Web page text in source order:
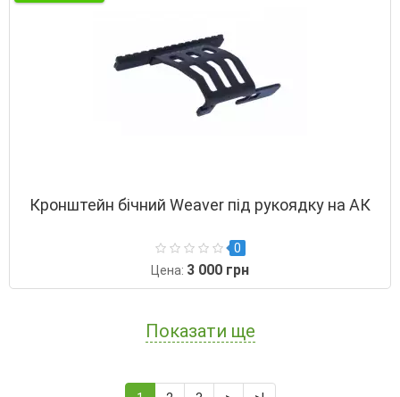
Кронштейн бічний Weaver під рукоядку на АК
0
Цена: 3 000 грн
Показати ще